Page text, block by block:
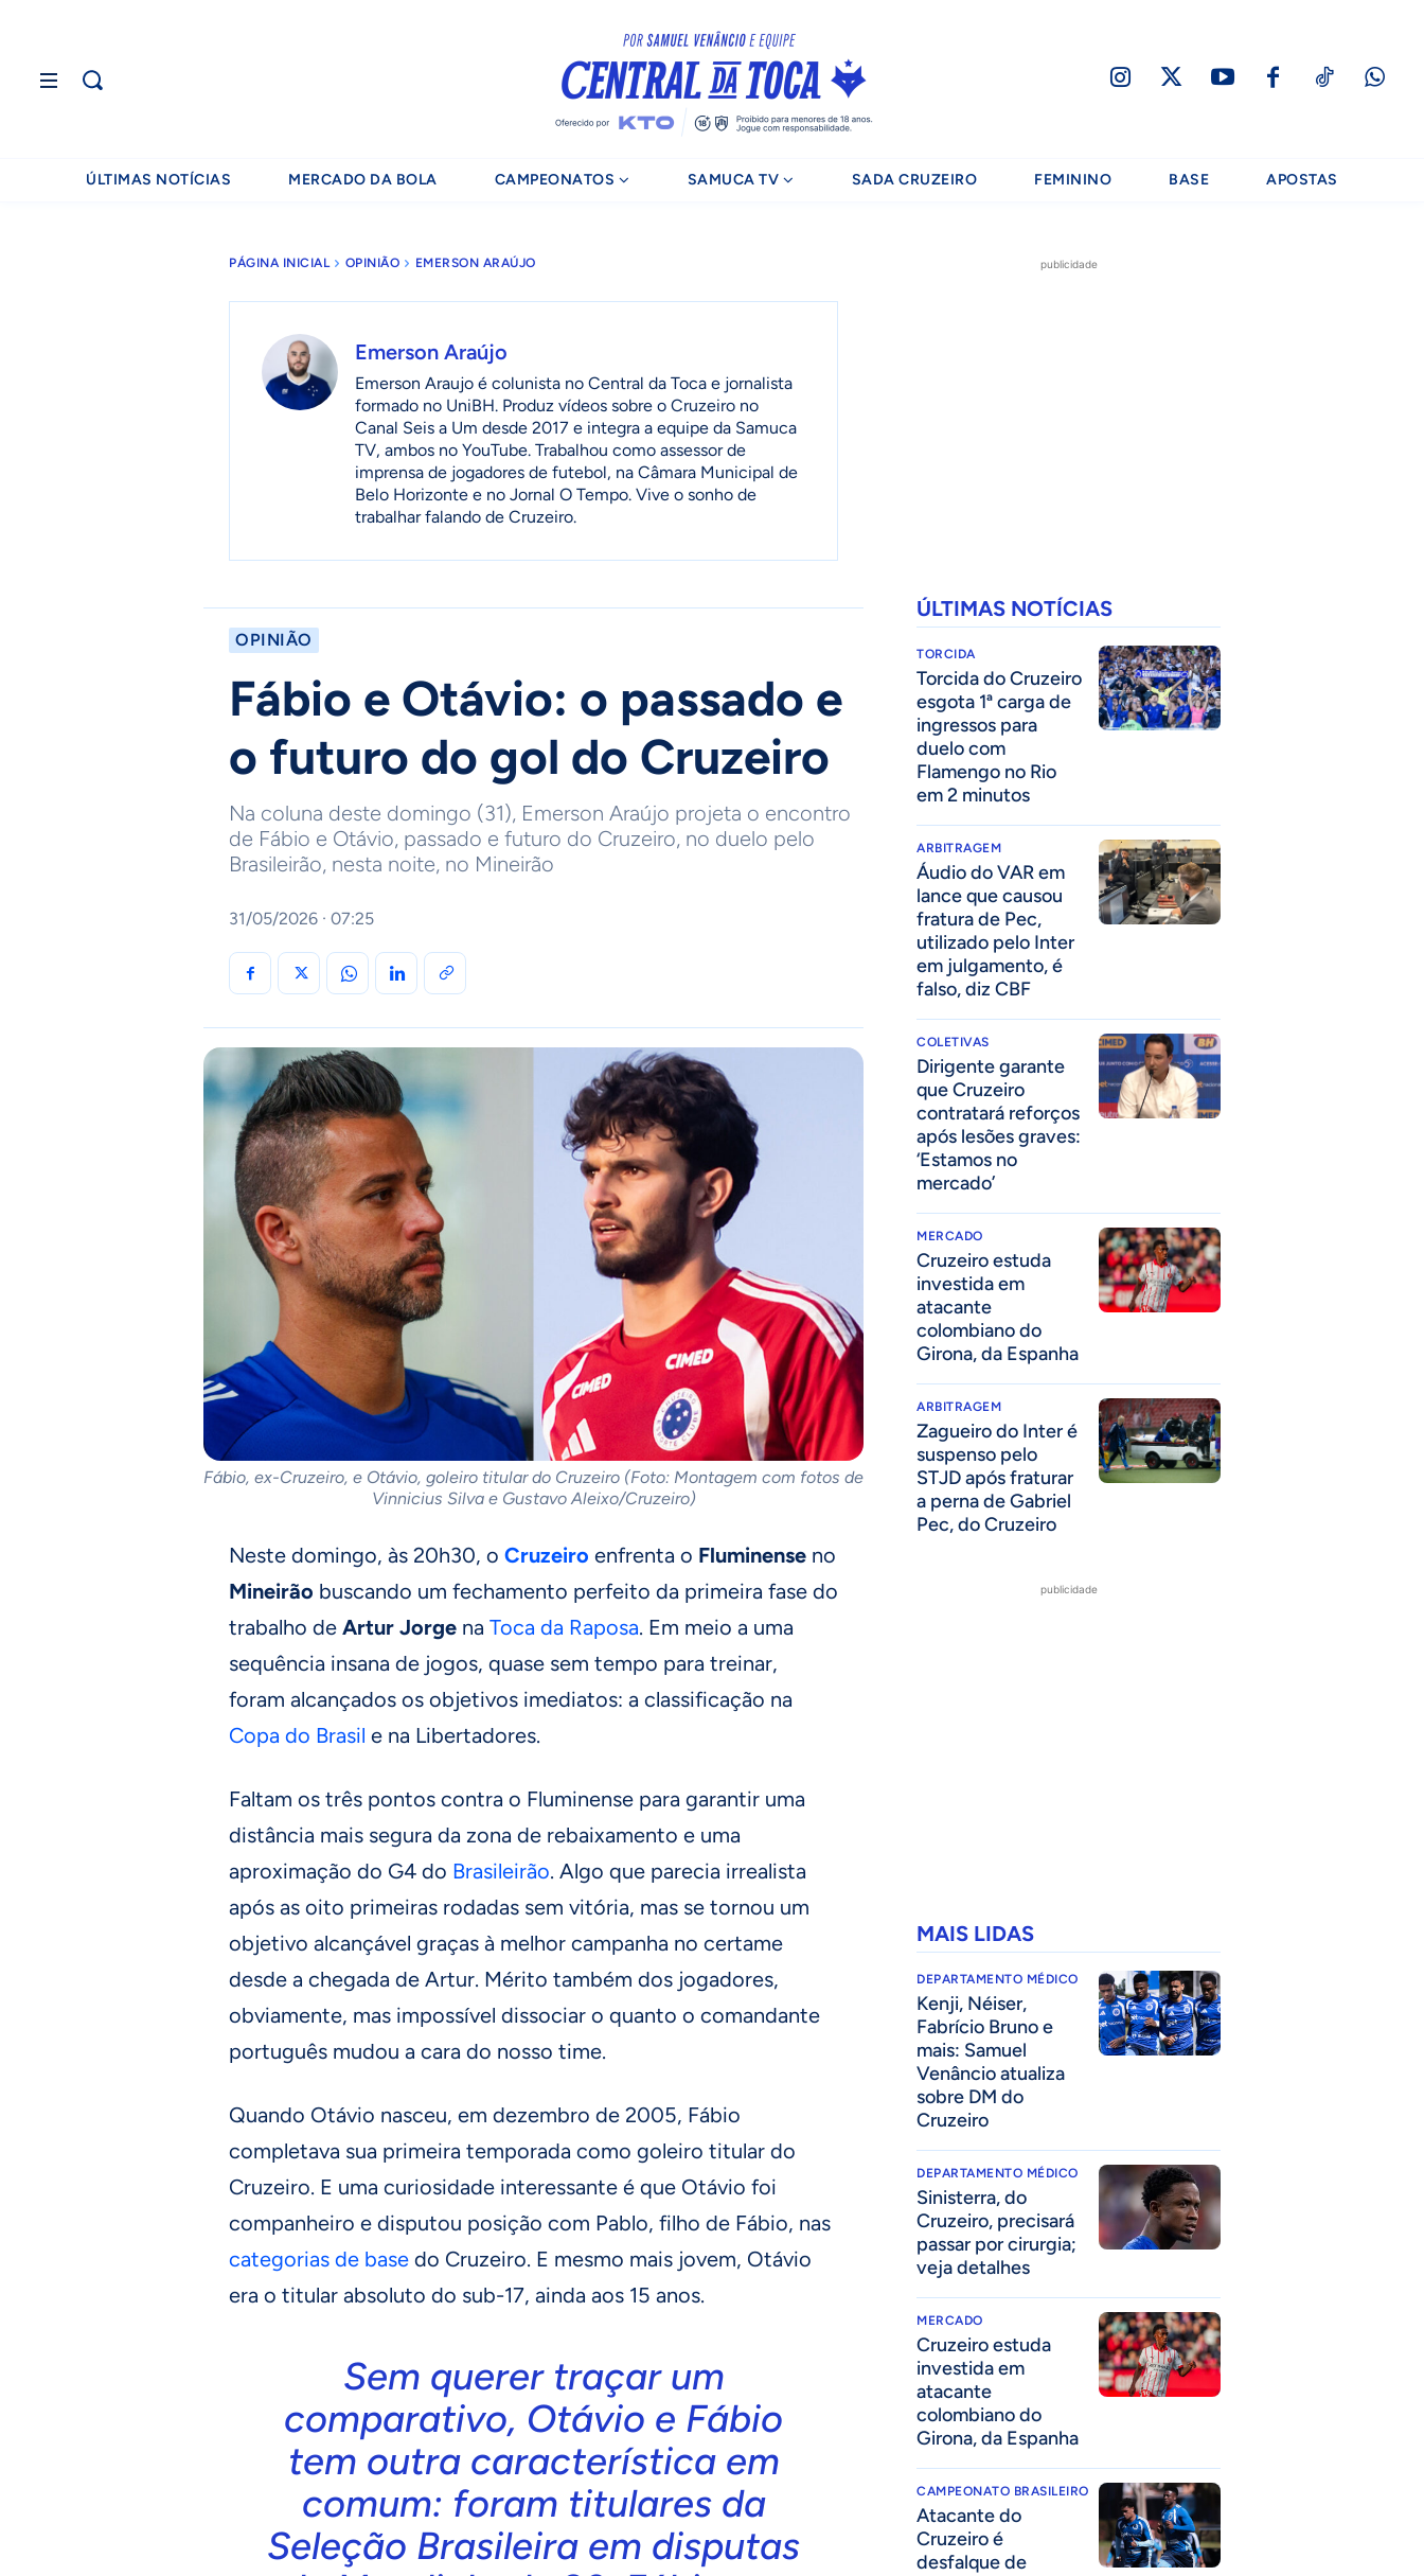
ÚLTIMAS NOTÍCIAS MERCADO DA BOLA CAMPEONATOS SAMUCA TV SADA CRUZEIRO FEMININO BASE APOSTAS
PÁGINA INICIAL OPINIÃO EMERSON ARAÚJO
Emerson Araújo
Emerson Araujo é colunista no Central da Toca e jornalista
formado no UniBH. Produz vídeos sobre o Cruzeiro no
Canal Seis a Um desde 2017 e integra a equipe da Samuca
TV, ambos no YouTube. Trabalhou como assessor de
imprensa de jogadores de futebol, na Câmara Municipal de
Belo Horizonte e no Jornal O Tempo. Vive o sonho de
trabalhar falando de Cruzeiro.
OPINIÃO
Fábio e Otávio: o passado e
o futuro do gol do Cruzeiro
Na coluna deste domingo (31), Emerson Araújo projeta o encontro
de Fábio e Otávio, passado e futuro do Cruzeiro, no duelo pelo
Brasileirão, nesta noite, no Mineirão
31/05/2026 · 07:25
Fábio, ex-Cruzeiro, e Otávio, goleiro titular do Cruzeiro (Foto: Montagem com fotos de
Vinnicius Silva e Gustavo Aleixo/Cruzeiro)
Neste domingo, às 20h30, o Cruzeiro enfrenta o Fluminense no
Mineirão buscando um fechamento perfeito da primeira fase do
trabalho de Artur Jorge na Toca da Raposa. Em meio a uma
sequência insana de jogos, quase sem tempo para treinar,
foram alcançados os objetivos imediatos: a classificação na
Copa do Brasil e na Libertadores.
Faltam os três pontos contra o Fluminense para garantir uma
distância mais segura da zona de rebaixamento e uma
aproximação do G4 do Brasileirão. Algo que parecia irrealista
após as oito primeiras rodadas sem vitória, mas se tornou um
objetivo alcançável graças à melhor campanha no certame
desde a chegada de Artur. Mérito também dos jogadores,
obviamente, mas impossível dissociar o quanto o comandante
português mudou a cara do nosso time.
Quando Otávio nasceu, em dezembro de 2005, Fábio
completava sua primeira temporada como goleiro titular do
Cruzeiro. E uma curiosidade interessante é que Otávio foi
companheiro e disputou posição com Pablo, filho de Fábio, nas
categorias de base do Cruzeiro. E mesmo mais jovem, Otávio
era o titular absoluto do sub-17, ainda aos 15 anos.
Sem querer traçar um
comparativo, Otávio e Fábio
tem outra característica em
comum: foram titulares da
Seleção Brasileira em disputas
publicidade
ÚLTIMAS NOTÍCIAS
TORCIDA
Torcida do Cruzeiro
esgota 1ª carga de
ingressos para
duelo com
Flamengo no Rio
em 2 minutos
ARBITRAGEM
Áudio do VAR em
lance que causou
fratura de Pec,
utilizado pelo Inter
em julgamento, é
falso, diz CBF
COLETIVAS
Dirigente garante
que Cruzeiro
contratará reforços
após lesões graves:
‘Estamos no
mercado’
MERCADO
Cruzeiro estuda
investida em
atacante
colombiano do
Girona, da Espanha
ARBITRAGEM
Zagueiro do Inter é
suspenso pelo
STJD após fraturar
a perna de Gabriel
Pec, do Cruzeiro
publicidade
MAIS LIDAS
DEPARTAMENTO MÉDICO
Kenji, Néiser,
Fabrício Bruno e
mais: Samuel
Venâncio atualiza
sobre DM do
Cruzeiro
DEPARTAMENTO MÉDICO
Sinisterra, do
Cruzeiro, precisará
passar por cirurgia;
veja detalhes
MERCADO
Cruzeiro estuda
investida em
atacante
colombiano do
Girona, da Espanha
CAMPEONATO BRASILEIRO
Atacante do
Cruzeiro é
desfalque de